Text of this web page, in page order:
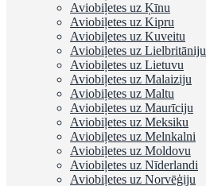
Aviobiļetes uz Ķīnu
Aviobiļetes uz Kipru
Aviobiļetes uz Kuveitu
Aviobiļetes uz Lielbritāniju
Aviobiļetes uz Lietuvu
Aviobiļetes uz Malaiziju
Aviobiļetes uz Maltu
Aviobiļetes uz Maurīciju
Aviobiļetes uz Meksiku
Aviobiļetes uz Melnkalni
Aviobiļetes uz Moldovu
Aviobiļetes uz Nīderlandi
Aviobiļetes uz Norvēģiju